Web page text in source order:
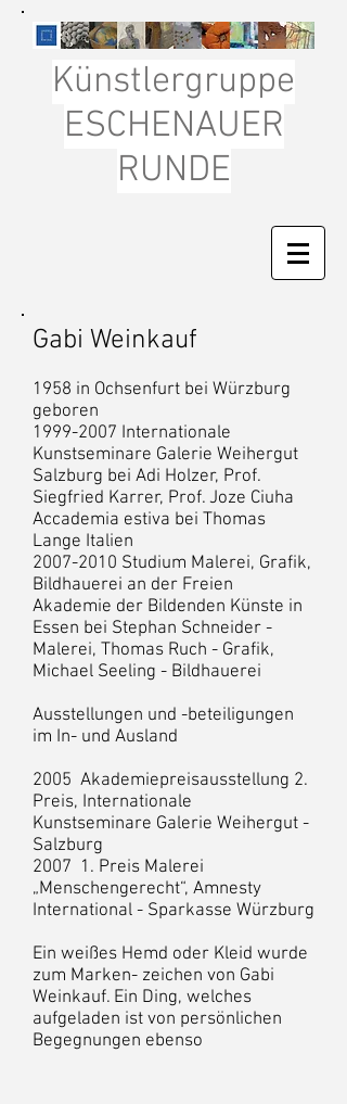
Künstlergruppe
ESCHENAUER
RUNDE
Gabi Weinkauf
1958 in Ochsenfurt bei Würzburg
geboren
1999-2007 Internationale
Kunstseminare Galerie Weihergut
Salzburg bei Adi Holzer, Prof.
Siegfried Karrer, Prof. Joze Ciuha
Accademia estiva bei Thomas
Lange Italien
2007-2010 Studium Malerei, Grafik,
Bildhauerei an der Freien
Akademie der Bildenden Künste in
Essen bei Stephan Schneider -
Malerei, Thomas Ruch - Grafik,
Michael Seeling - Bildhauerei
Ausstellungen und -beteiligungen
im In- und Ausland
2005 Akademiepreisausstellung 2.
Preis, Internationale
Kunstseminare Galerie Weihergut -
Salzburg
2007 1. Preis Malerei
„Menschengerecht“, Amnesty
International - Sparkasse Würzburg
Ein weißes Hemd oder Kleid wurde
zum Marken- zeichen von Gabi
Weinkauf. Ein Ding, welches
aufgeladen ist von persönlichen
Begegnungen ebenso